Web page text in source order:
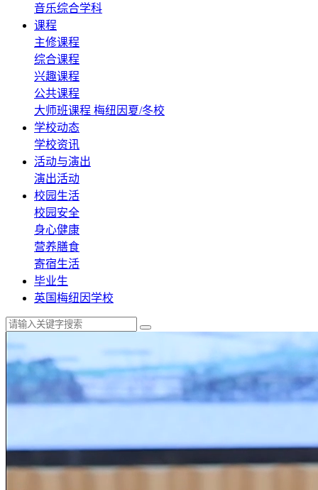
音乐综合学科
课程
主修课程
综合课程
兴趣课程
公共课程
大师班课程 梅纽因夏/冬校
学校动态
学校资讯
活动与演出
演出活动
校园生活
校园安全
身心健康
营养膳食
寄宿生活
毕业生
英国梅纽因学校